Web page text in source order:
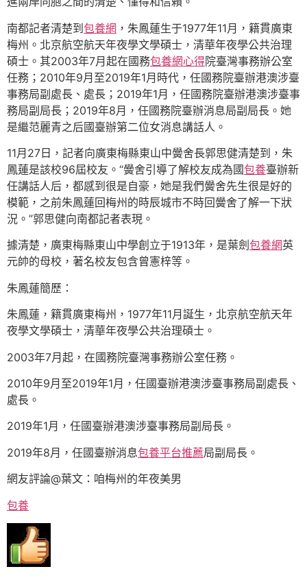
南都記者清楚到包養網 ，朱鳳蓮生于1977年11月，籍貫廣東
梅州。北京航空航天年夜學文學碩士，清華年夜學公共治理
碩士。其2003年7月起在國務包養網心得院臺灣事務辦公室
任務；2010年9月至2019年1月時代，任國務院臺辦港澳涉臺
事務局副處長、處長；2019年1月，任國務院臺辦港澳涉臺事
務局副局長；2019年8月，任國務院臺辦消息局副局長。她
是繼范麗青之后國臺辦第二位女消息講話人。
11月27日，記者向廣東梅縣東山中黌舍長郭思健清楚到，朱
鳳蓮是該校96屆校友。“黌舍引導了解校友成為國包養臺辦新
任講話人后，都感到很是自豪，她是我們黌舍先生很是好的
模範，之前朱鳳蓮回梅州的時辰城市不時回黌舍了解一下狀
況。”郭思健向南都記者表現。
據清楚，廣東梅縣東山中學創立于1913年，是葉劍 包養網英
元帥的母校，著名校友包含曾憲梓等。
朱鳳蓮簡歷：
朱鳳蓮，籍貫廣東梅州，1977年11月誕生，北京航空航天年
夜學文學碩士，清華年夜學公共治理碩士。
2003年7月起，在國務院臺灣事務辦公室任務。
2010年9月至2019年1月，任國臺辦港澳涉臺事務局副處長、
處長。
2019年1月，任國臺辦港澳涉臺事務局副局長。
2019年8月，任國臺辦消息包養平台推薦局副局長。
網友評論@葉文：咱梅州的年夜美男
包養